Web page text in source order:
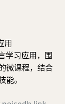
用
学习应用，围
微课程，结合
。